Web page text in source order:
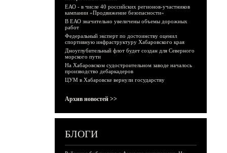
ЕАО - в числе 40 российских регионов-участников
кампании «Продвижение безопасности»
В ЕАО значительно увеличены объемы дорожных
работ
Федеральный эксперт по достоинству оценил
спортивную инфраструктуру Хабаровского края
Дноуглубительный флот будет создан для Северного
морского пути
На Хабаровском судостроительном заводе началось
производство дебаркадеров
ЦУМ в Хабаровске вернули государству
Архив новостей >>
БЛОГИ